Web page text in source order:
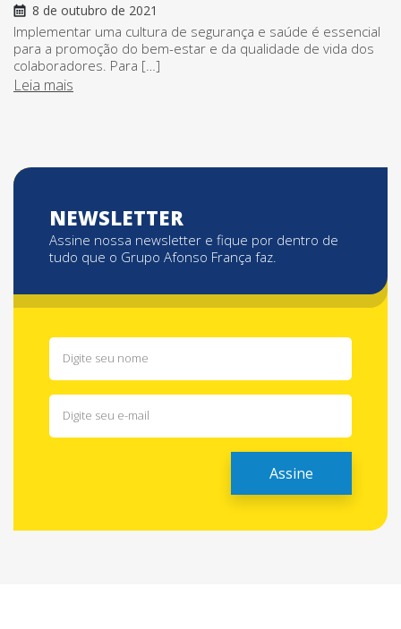
8 de outubro de 2021
Implementar uma cultura de segurança e saúde é essencial
para a promoção do bem-estar e da qualidade de vida dos
colaboradores. Para […]
Leia mais
NEWSLETTER
Assine nossa newsletter e fique por dentro de
tudo que o Grupo Afonso França faz.